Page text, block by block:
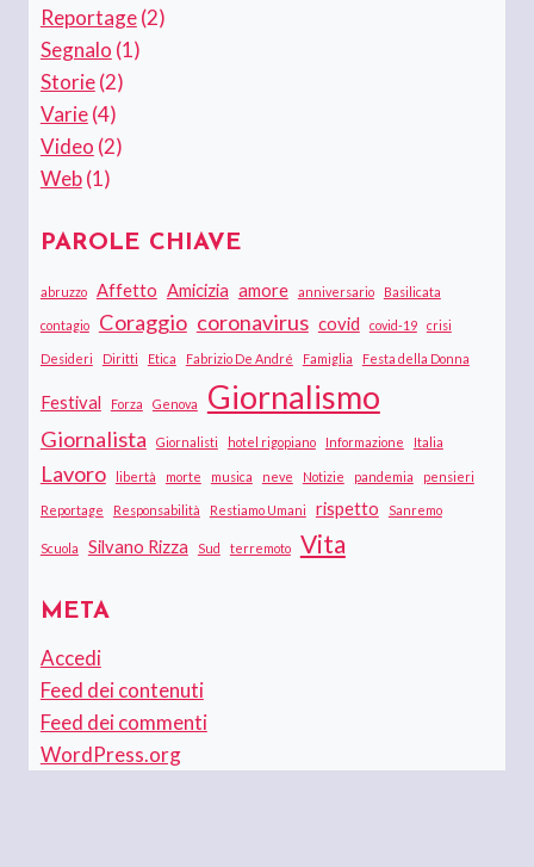
Reportage(2)
Segnalo (1)
Storie(2)
Varie(4)
Video (2)
Web(1)
PAROLE CHIAVE
abruzzo Affetto Amicizia amore anniversario Basilicata
contagio Coraggio coronavirus covid covid-19 crisi
Desideri Diritti Etica Fabrizio De André Famiglia Festa della Donna
Festival Forza Genova Giornalismo
Giornalista Giornalisti hotel rigopiano Informazione Italia
Lavoro libertà morte musica neve Notizie pandemia pensieri
Reportage Responsabilità Restiamo Umani rispetto Sanremo
Scuola Silvano Rizza Sud terremoto Vita
META
Accedi
Feed dei contenuti
Feed dei commenti
WordPress.org